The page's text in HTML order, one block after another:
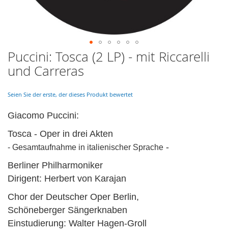
Skip
to
the
of
images
Puccini: Tosca (2 LP) - mit Riccarelli
und Carreras
Seien Sie der erste, der dieses Produkt bewertet
Giacomo Puccini:
Tosca - Oper in drei Akten
- Gesamtaufnahme in italienischer Sprache -
Berliner Philharmoniker
Dirigent: Herbert von Karajan
Chor der Deutscher Oper Berlin,
Schöneberger Sängerknaben
Einstudierung: Walter Hagen-Groll